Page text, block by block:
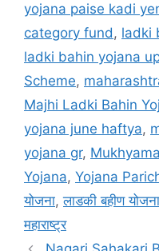
yojana paise kadi
category fund, ladki
ladki bahin yojana
Scheme,
Majhi Ladki Bahin
yojana june haftya,
yojana gr,
Yojana, Yojana
योजना,लाडकी बहीण
महाराष्ट्र